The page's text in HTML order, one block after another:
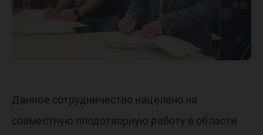
Данное сотрудничество нацелено на
совместную плодотворную работу в области